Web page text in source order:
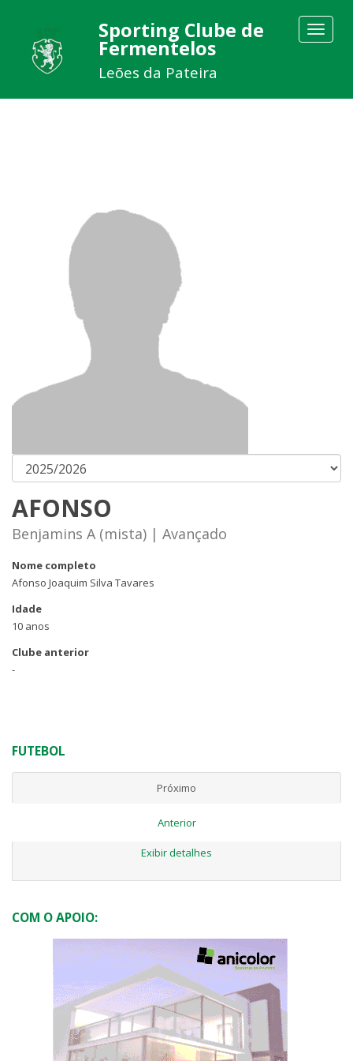
Toggle
Sporting Clube de
Fermentelos
Leões da Pateira
AFONSO
Benjamins A (mista) | Avançado
Nome completo
Afonso Joaquim Silva Tavares
Idade
10 anos
Clube anterior
-
FUTEBOL
Próximo
Anterior
Exibir detalhes
COM O APOIO: